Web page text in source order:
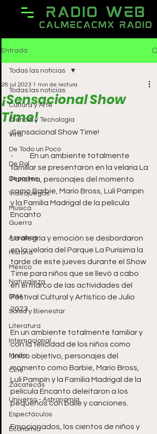
Entrada
Todas las noticias
Cultura y Arte
Ciencia y Tecnología
Viral
De Todo un Poco
De Rol
Deportes
Videojuegos
Música
Guerra
Asesinos
Historia
México
Naturaleza
DMA
Salud y Bienestar
Literatura
Internacional
Moda
Cine
Zacatecas
Universo - Astronomía
Espectáculos
Economía
Todas las noticias
¡Sensacional Show
Time!
28 jul 2023 1 min de lectura
¡Sensacional Show Time!
-	En un ambiente totalmente
familiar se presentaron en la velaria La
Purísima, personajes del momento
como Barbie, Mario Bross, Luli Pampín
y la Familia Madrigal de la película
Encanto
La alegría y emoción se desbordaron
en la velaria del Parque La Purísima la
tarde de este jueves durante el Show
Time para niños que se llevó a cabo
en el marco de las actividades del
Festival Cultural y Artístico de Julio
2023.
En un ambiente totalmente familiar y
con la felicidad de los niños como
único objetivo, personajes del
momento como Barbie, Mario Bross,
Luli Pampín y la Familia Madrigal de la
película Encanto deleitaron a los
pequeños con baile y canciones.
Emocionados, los cientos de niños y